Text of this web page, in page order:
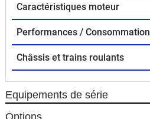
Caractéristiques moteur
Performances / Consommation
Châssis et trains roulants
Equipements de série
Options